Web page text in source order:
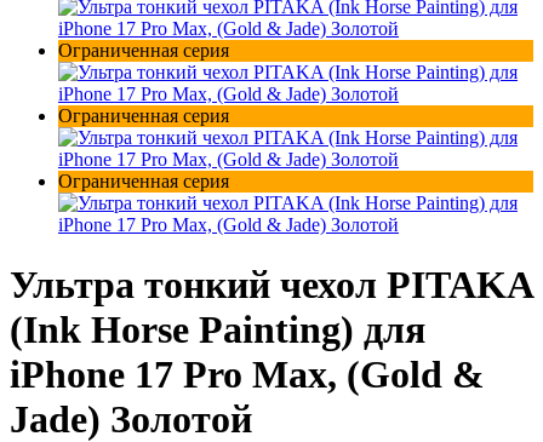
Ограниченная серия
Ограниченная серия
Ограниченная серия
Ультра тонкий чехол PITAKA
(Ink Horse Painting) для
iPhone 17 Pro Max, (Gold &
Jade) Золотой